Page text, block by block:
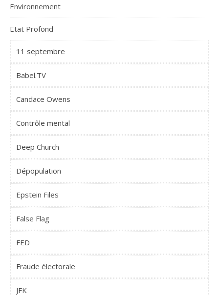
Environnement
Etat Profond
11 septembre
Babel.TV
Candace Owens
Contrôle mental
Deep Church
Dépopulation
Epstein Files
False Flag
FED
Fraude électorale
JFK